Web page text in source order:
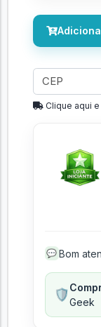
Clique aqui
💬 Bom
🛡️
Geek